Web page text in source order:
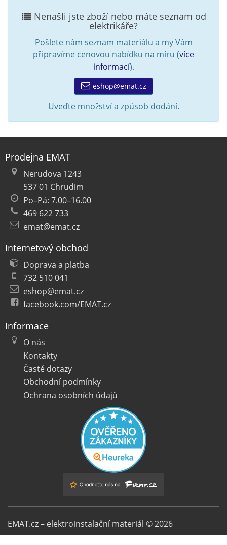
Nenašli jste zboží nebo máte seznam od
elektrikáře?
Pošlete nám seznam materiálu a my Vám
připravíme cenovou nabídku na míru (více
informací).
eshop@emat.cz
Uveďte množství a způsob dodání.
Prodejna EMAT
Nerudova 1243
537 01 Chrudim
Po–Pá: 7.00–16.00
469 622 733
emat@emat.cz
Internetový obchod
Doprava a platba
732 510 041
eshop@emat.cz
facebook.com/EMAT.cz
Informace
O nás
Kontakty
Časté dotazy
Obchodní podmínky
Ochrana osobních údajů
EMAT.cz – elektroinstalační materiál © 2026